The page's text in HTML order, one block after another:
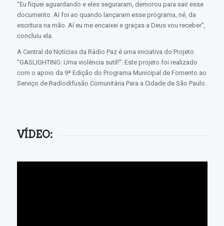
“Eu fiquei aguardando e eles seguraram, demorou para sair esse
documento. Aí foi ao quando lançaram esse programa, né, da
escritura na mão. Aí eu me encaixei e graças a Deus vou receber”,
concluiu ela.
A Central de Notícias da Rádio Paz é uma iniciativa do Projeto
“GASLIGHTING: Uma violência sutil!”. Este projeto foi realizado
com o apoio da 9ª Edição do Programa Municipal de Fomento ao
Serviço de Radiodifusão Comunitária Para a Cidade de São Paulo.
VÍDEO: